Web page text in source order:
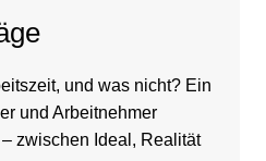
und was nicht? Ein
und Arbeitnehmer
zwischen Ideal, Realität